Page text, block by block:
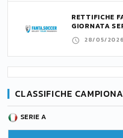
RETTIFICHE
GIORNATA
28/05/2026
CLASSIFICHE
SERIE A